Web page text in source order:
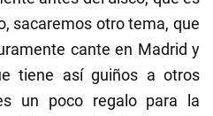
sacaremos otro tema, que
cante en Madrid y
tiene así guiños a otros
un poco regalo para la